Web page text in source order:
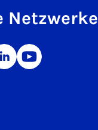
Netzwerke